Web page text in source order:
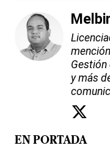
Gestión
y más
EN PORTADA